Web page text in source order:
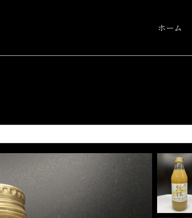
ホーム